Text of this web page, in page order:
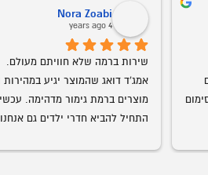
מוצרים ברמת גימור מדהימה. עכשיו הוא
ליזה בחרך
4 years ago
התהליך
מאוד אוהבת